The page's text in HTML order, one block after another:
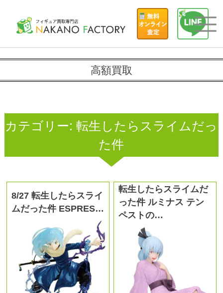
高額買取
カテゴリー:転生したらスライムだっ
た件
8/27 転生したらスライ
ムだった件 ESPRES…
転生したらスライムだ
った件 ルミナス テン
ペストの…